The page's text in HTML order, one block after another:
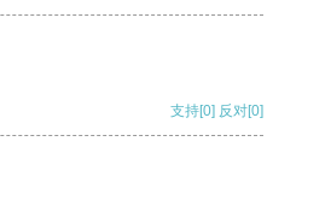
支持[0] 反对[0]